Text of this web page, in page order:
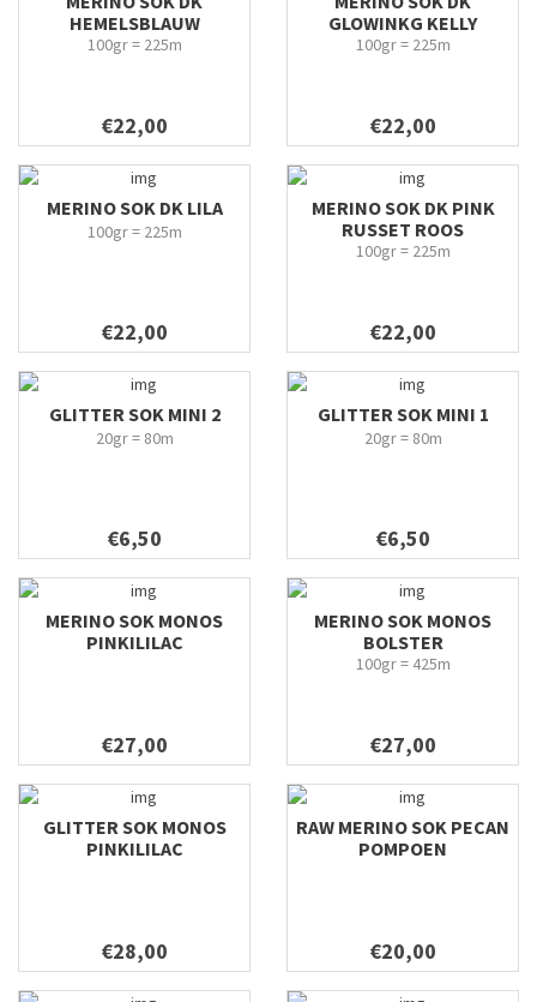
HEMELSBLAUW
100gr = 225m
€22,00
GLOWINKG KELLY
100gr = 225m
€22,00
MERINO SOK DK LILA
100gr = 225m
€22,00
MERINO SOK DK PINK
RUSSET ROOS
100gr = 225m
€22,00
GLITTER SOK MINI 2
20gr = 80m
€6,50
GLITTER SOK MINI 1
20gr = 80m
€6,50
MERINO SOK MONOS
PINKILILAC
€27,00
MERINO SOK MONOS
BOLSTER
100gr = 425m
€27,00
GLITTER SOK MONOS
PINKILILAC
€28,00
RAW MERINO SOK PECAN
POMPOEN
€20,00